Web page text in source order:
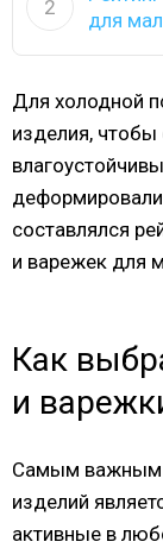
2
для
Для холодной
изделия,
составлялся
и варежек для
Как
и
Самым важным
изделий
активные в